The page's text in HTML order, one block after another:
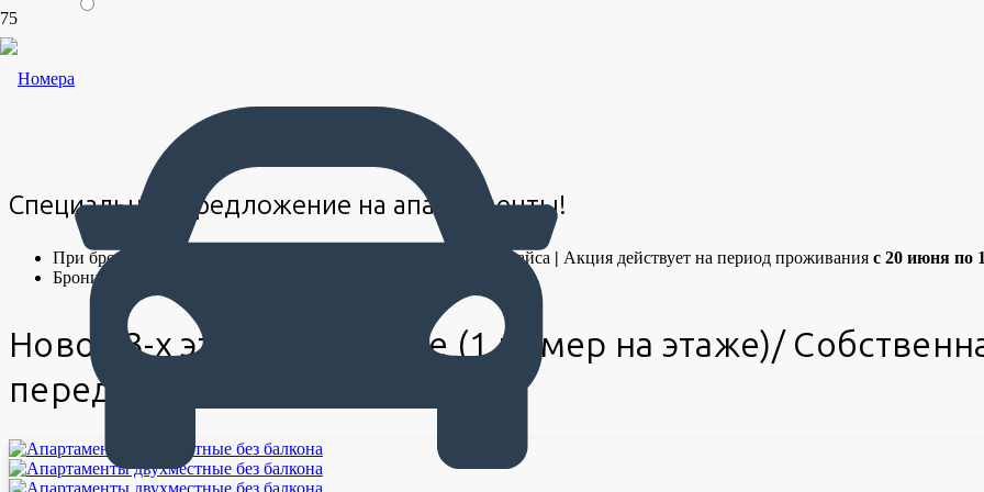
Номера
Специальное предложение на апартаменты!
При бронировании от 3-х суток от цены прайса | Акция действует на период проживания с 20 июня по
Бронирование подтверждается 100% предоплатой
Новое 3-х этажное здание (1 номер на этаже)/
перед каждым входом